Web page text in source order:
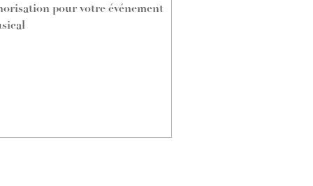
pour votre événement